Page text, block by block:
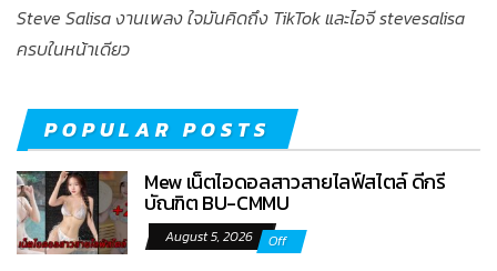
Steve Salisa งานเพลง ใจมันคิดถึง TikTok และไอจี stevesalisa
ครบในหน้าเดียว
POPULAR POSTS
Mew เน็ตไอดอลสาวสายไลฟ์สไตล์ ดีกรี
บัณฑิต BU-CMMU
August 5, 2026 Off